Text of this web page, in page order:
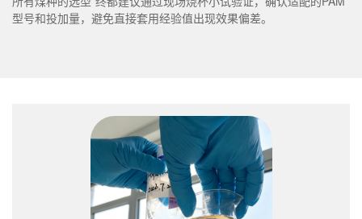
型号和投加量，避免直接套用经验值出现效果偏差。